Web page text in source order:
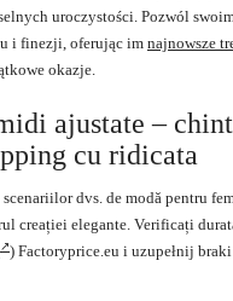
uroczystości. Pozwól
i finezji, oferując im najnowsze
okazje.
ajustate –
cu ridicata
dvs. de modă pentru
creației elegante. Verificați
) Factoryprice.eu i uzupełnij